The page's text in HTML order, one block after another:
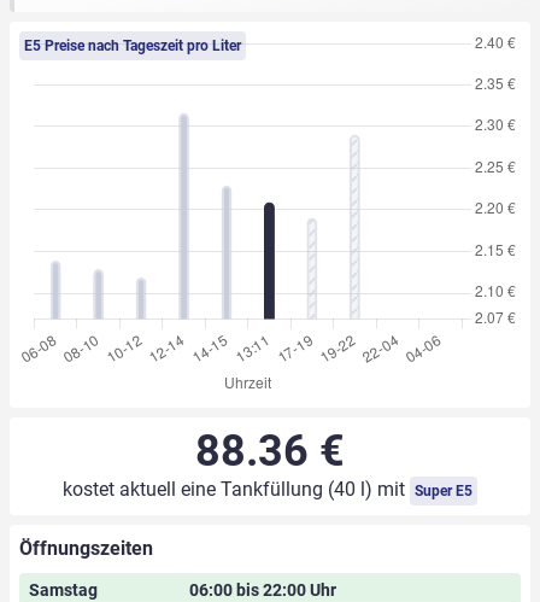
E5 Preise nach Tageszeit pro Liter
88.36 €
kostet aktuell eine Tankfüllung (40 l) mit Super E5
Öffnungszeiten
Samstag 06:00 bis 22:00 Uhr